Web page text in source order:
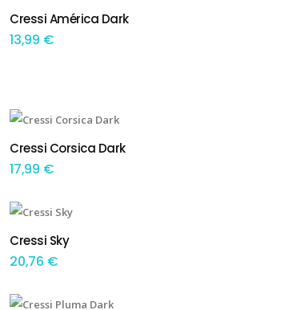
ADICIONAR
Cressi América Dark
13,99 €
ADICIONAR
Cressi Corsica Dark
17,99 €
TEM OPÇÕES
Cressi Sky
20,76 €